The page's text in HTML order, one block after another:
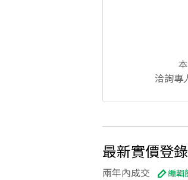
洽詢專
最新實價登錄
兩年內成交 編輯